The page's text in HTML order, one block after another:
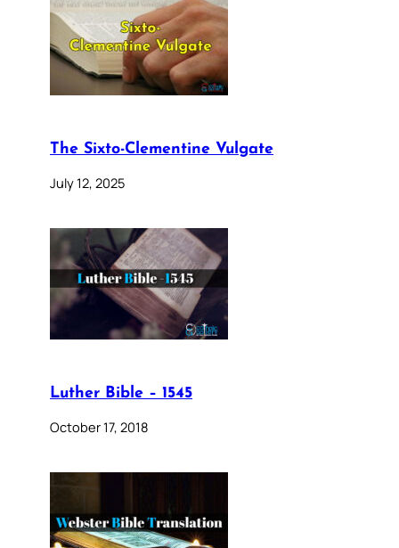
The Sixto-Clementine Vulgate
July 12, 2025
Luther Bible – 1545
October 17, 2018